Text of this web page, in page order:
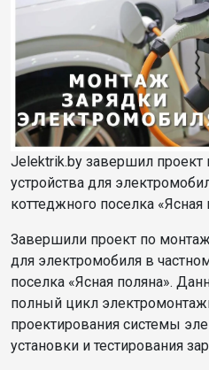
Jelektrik.by завершил проект
устройства для
коттеджного поселка «Ясная
Завершили проект по
для электромобиля в
поселка «Ясная поляна».
полный цикл
проектирования системы
установки и тестирования